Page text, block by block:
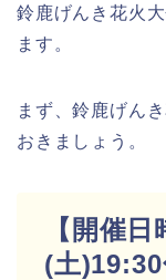
鈴鹿げんき花火
ます。
まず、鈴鹿げん
おきましょう。
【開催
(土